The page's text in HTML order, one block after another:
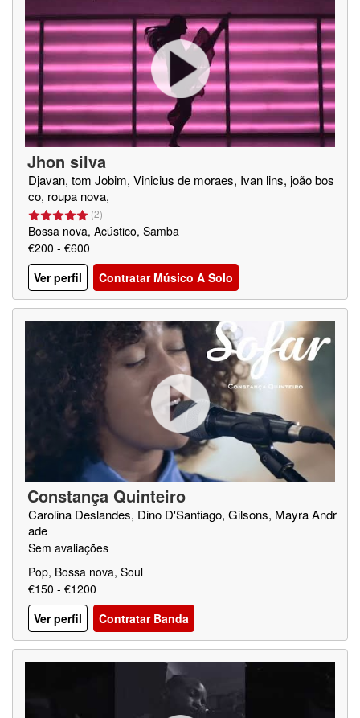
Jhon silva
Djavan, tom Jobim, Vinicius de moraes, Ivan lins, joão bos
co, roupa nova,
(2)
Bossa nova, Acústico, Samba
€200 - €600
Ver perfil
Contratar Músico A Solo
Constança Quinteiro
Carolina Deslandes, Dino D'Santiago, Gilsons, Mayra Andr
ade
Sem avaliações
Pop, Bossa nova, Soul
€150 - €1200
Ver perfil
Contratar Banda